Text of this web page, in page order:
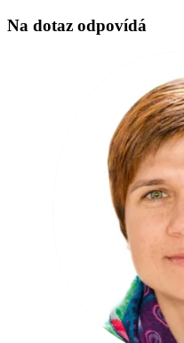
Na dotaz odpovídá